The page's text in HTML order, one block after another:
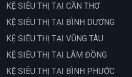
KỆ SIÊU THỊ TẠI CẦN THƠ
KỆ SIÊU THỊ TẠI BÌNH DƯƠNG
KỆ SIÊU THỊ TẠI VŨNG TÀU
KỆ SIÊU THỊ TẠI LÂM ĐỒNG
KỆ SIÊU THỊ TẠI BÌNH PHƯỚC